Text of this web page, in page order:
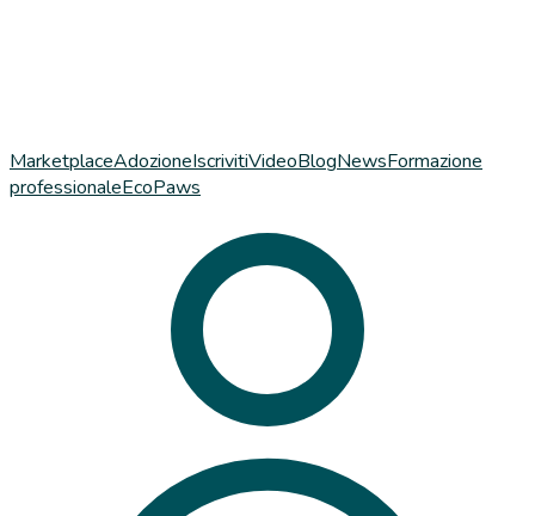
MarketplaceAdozioneIscrivitiVideoBlogNewsFormazione
professionaleEcoPaws